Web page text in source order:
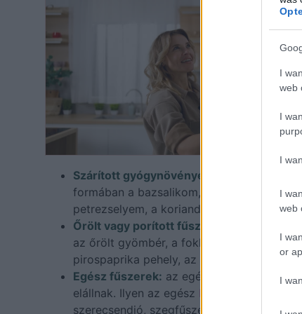
I
web
I
I
I
web
I
or
I
Szárított gyógynövények:
formában a bazsalikom, az oregánó, a
petrezselyem, a koriander, a menta, a
Őrölt vagy porított fűszerek:
az őrölt gyömbér, a fokhagymapor, az
pirospaprika pehely, az őrölt kardamom,
Egész fűszerek: az egész fűszerek
elállnak. Ilyen az egész bors
szerecsendió, szegfűszeg, fahéjrúd,